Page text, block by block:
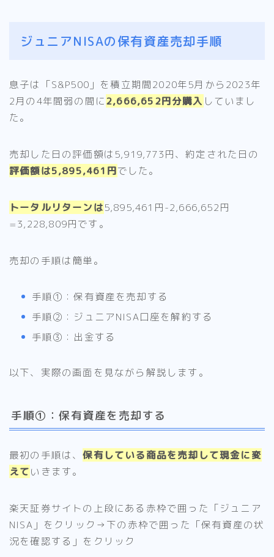
ジュニアNISAの保有資産売却手順
息子は「S&P500」を積立期間2020年5月から2023年
2月の4年間弱の間に2,666,652円分購入 していまし
た。
売却した日の評価額は5,919,773円、約定された日の
評価額は5,895,461円でした。
トータルリターンは5,895,461円-2,666,652円
=3,228,809円です。
売却の手順は簡単。
手順①：保有資産を売却する
手順②：ジュニアNISA口座を解約する
手順③：出金する
以下、実際の画面を見ながら解説します。
手順①：保有資産を売却する
最初の手順は、保有している商品を売却して現金に変
えていきます。
楽天証券サイトの上段にある赤枠で囲った「ジュニア
NISA」をクリック→下の赤枠で囲った「保有資産の状
況を確認する」をクリック